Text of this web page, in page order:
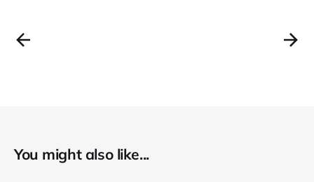
You might also like...